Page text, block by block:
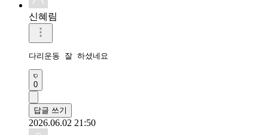
신혜림
다리운동 잘 하셨네요
0
답글 쓰기
2026.06.02 21:50